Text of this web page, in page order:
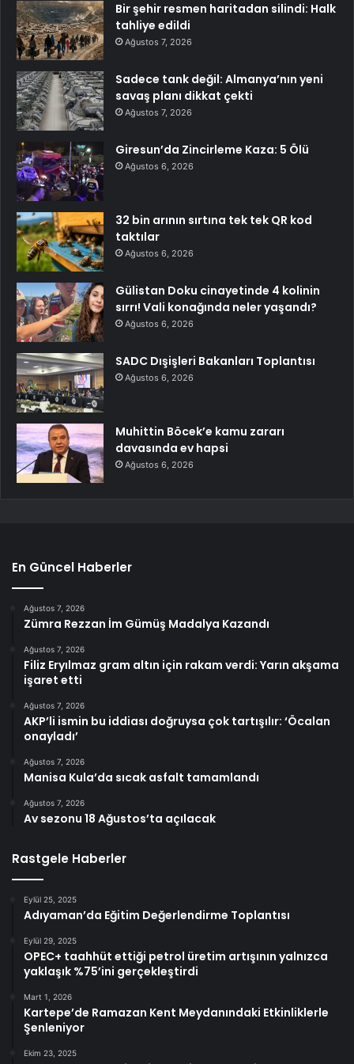
Bir şehir resmen haritadan silindi: Halk
tahliye edildi
Ağustos 7, 2026
Sadece tank değil: Almanya’nın yeni
savaş planı dikkat çekti
Ağustos 7, 2026
Giresun’da Zincirleme Kaza: 5 Ölü
Ağustos 6, 2026
32 bin arının sırtına tek tek QR kod
taktılar
Ağustos 6, 2026
Gülistan Doku cinayetinde 4 kolinin
sırrı! Vali konağında neler yaşandı?
Ağustos 6, 2026
SADC Dışişleri Bakanları Toplantısı
Ağustos 6, 2026
Muhittin Böcek’e kamu zararı
davasında ev hapsi
Ağustos 6, 2026
En Güncel Haberler
Ağustos 7, 2026
Zümra Rezzan İm Gümüş Madalya Kazandı
Ağustos 7, 2026
Filiz Eryılmaz gram altın için rakam verdi: Yarın akşama
işaret etti
Ağustos 7, 2026
AKP’li ismin bu iddiası doğruysa çok tartışılır: ‘Öcalan
onayladı’
Ağustos 7, 2026
Manisa Kula’da sıcak asfalt tamamlandı
Ağustos 7, 2026
Av sezonu 18 Ağustos’ta açılacak
Rastgele Haberler
Eylül 25, 2025
Adıyaman’da Eğitim Değerlendirme Toplantısı
Eylül 29, 2025
OPEC+ taahhüt ettiği petrol üretim artışının yalnızca
yaklaşık %75’ini gerçekleştirdi
Mart 1, 2026
Kartepe’de Ramazan Kent Meydanındaki Etkinliklerle
Şenleniyor
Ekim 23, 2025